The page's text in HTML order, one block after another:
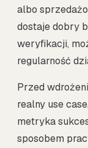
albo
dostaje dobry
weryfikacji,
regularność
Przed
realny use
metryka
sposobem